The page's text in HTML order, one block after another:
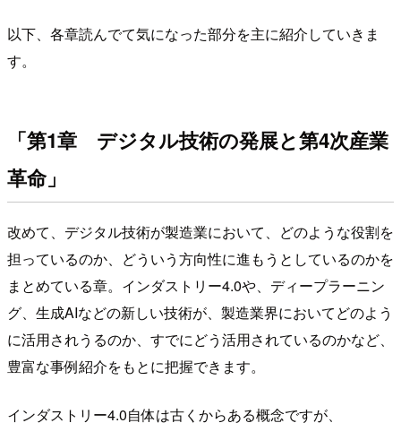
以下、各章読んでて気になった部分を主に紹介していきま
す。
「第1章 デジタル技術の発展と第4次産業
革命」
改めて、デジタル技術が製造業において、どのような役割を
担っているのか、どういう方向性に進もうとしているのかを
まとめている章。インダストリー4.0や、ディープラーニン
グ、生成AIなどの新しい技術が、製造業界においてどのよう
に活用されうるのか、すでにどう活用されているのかなど、
豊富な事例紹介をもとに把握できます。
インダストリー4.0自体は古くからある概念ですが、